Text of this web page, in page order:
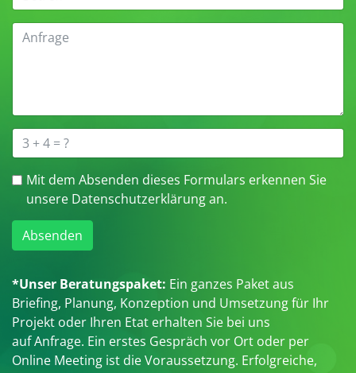
Mit dem Absenden dieses Formulars erkennen Sie
unsere Datenschutzerklärung an.
Absenden
*Unser Beratungspaket: Ein ganzes Paket aus
Briefing, Planung, Konzeption und Umsetzung für Ihr
Projekt oder Ihren Etat erhalten Sie bei uns
auf Anfrage. Ein erstes Gespräch vor Ort oder per
Online Meeting ist die Voraussetzung. Erfolgreiche,